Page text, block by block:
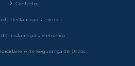
Contactos
de Reclamações – venda
de Reclamações Eletrónico
e de Segurança de Dados